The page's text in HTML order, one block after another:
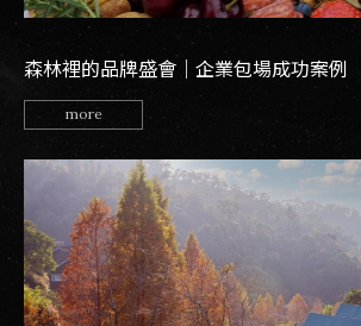
森林裡的品牌盛會｜企業包場成功案例
more